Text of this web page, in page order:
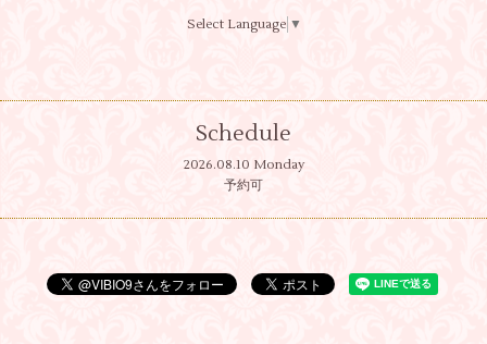
Select Language ▼
Schedule
2026.08.10 Monday
予約可